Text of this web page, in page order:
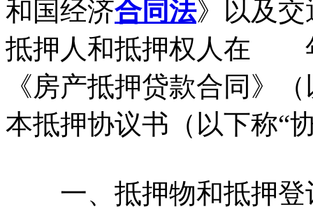
和国经济合同法》以及
抵押人和抵押权人
《房产抵押贷款合同》
本抵押协议书（以下称“
一、抵押物和抵押